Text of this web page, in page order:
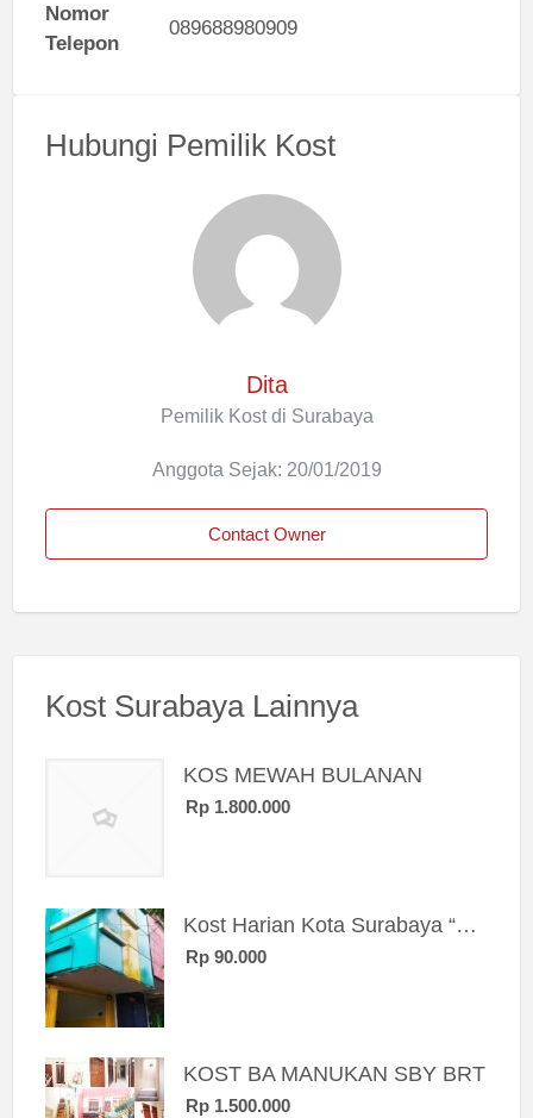
Nomor
Telepon
089688980909
Hubungi Pemilik Kost
Dita
Pemilik Kost di Surabaya
Anggota Sejak: 20/01/2019
Contact Owner
Kost Surabaya Lainnya
KOS MEWAH BULANAN
Rp 1.800.000
Kost Harian Kota Surabaya “Sierra Kost”
Rp 90.000
KOST BA MANUKAN SBY BRT
Rp 1.500.000